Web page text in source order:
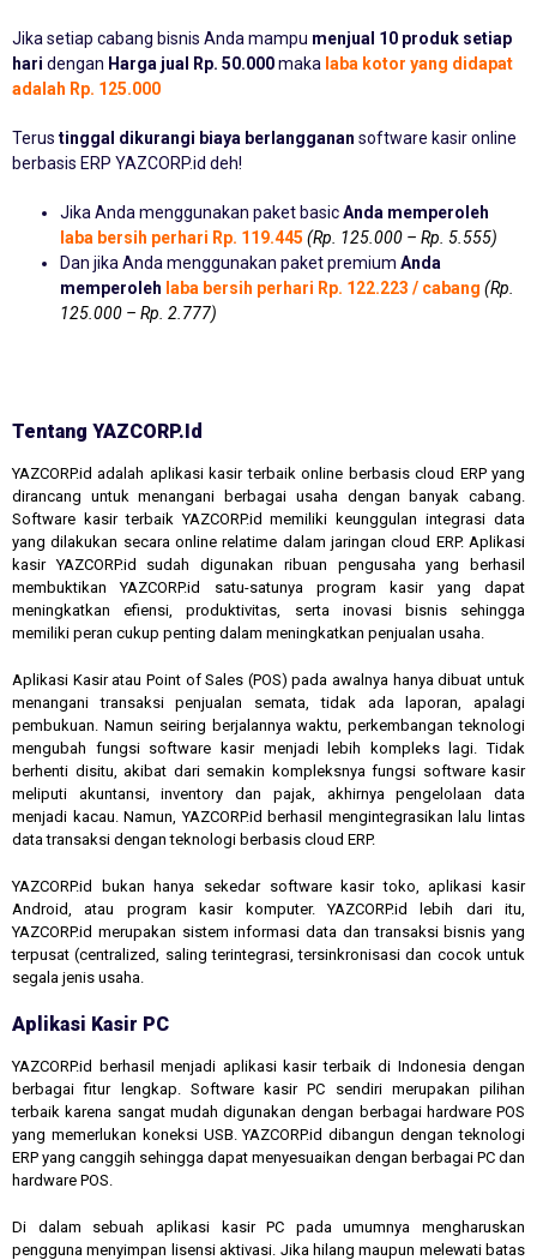
Jika setiap cabang bisnis Anda mampu menjual 10 produk setiap
hari dengan Harga jual Rp. 50.000maka laba kotor yang didapat
adalah Rp. 125.000
Terus tinggal dikurangi biaya berlangganan software kasir online
berbasis ERP YAZCORP.id deh!
Jika Anda menggunakan paket basicAnda memperoleh
laba bersih perhari Rp. 119.445 (Rp. 125.000 – Rp. 5.555)
Dan jika Anda menggunakan paket premium Anda
memperoleh laba bersih perhari Rp. 122.223 / cabang (Rp.
125.000 – Rp. 2.777)
Tentang YAZCORP.id
YAZCORP.id adalah aplikasi kasir terbaik online berbasis cloud ERP yang
dirancang untuk menangani berbagai usaha dengan banyak cabang.
Software kasir terbaik YAZCORP.id memiliki keunggulan integrasi data
yang dilakukan secara online relatime dalam jaringan cloud ERP. Aplikasi
kasir YAZCORP.id sudah digunakan ribuan pengusaha yang berhasil
membuktikan YAZCORP.id satu-satunya program kasir yang dapat
meningkatkan efiensi, produktivitas, serta inovasi bisnis sehingga
memiliki peran cukup penting dalam meningkatkan penjualan usaha.
Aplikasi Kasir atau Point of Sales (POS) pada awalnya hanya dibuat untuk
menangani transaksi penjualan semata, tidak ada laporan, apalagi
pembukuan. Namun seiring berjalannya waktu, perkembangan teknologi
mengubah fungsi software kasir menjadi lebih kompleks lagi. Tidak
berhenti disitu, akibat dari semakin kompleksnya fungsi software kasir
meliputi akuntansi, inventory dan pajak, akhirnya pengelolaan data
menjadi kacau. Namun, YAZCORP.id berhasil mengintegrasikan lalu lintas
data transaksi dengan teknologi berbasis cloud ERP.
YAZCORP.id bukan hanya sekedar software kasir toko, aplikasi kasir
Android, atau program kasir komputer. YAZCORP.id lebih dari itu,
YAZCORP.id merupakan sistem informasi data dan transaksi bisnis yang
terpusat (centralized, saling terintegrasi, tersinkronisasi dan cocok untuk
segala jenis usaha.
Aplikasi Kasir PC
YAZCORP.id berhasil menjadi aplikasi kasir terbaik di Indonesia dengan
berbagai fitur lengkap. Software kasir PC sendiri merupakan pilihan
terbaik karena sangat mudah digunakan dengan berbagai hardware POS
yang memerlukan koneksi USB. YAZCORP.id dibangun dengan teknologi
ERP yang canggih sehingga dapat menyesuaikan dengan berbagai PC dan
hardware POS.
Di dalam sebuah aplikasi kasir PC pada umumnya mengharuskan
pengguna menyimpan lisensi aktivasi. Jika hilang maupun melewati batas